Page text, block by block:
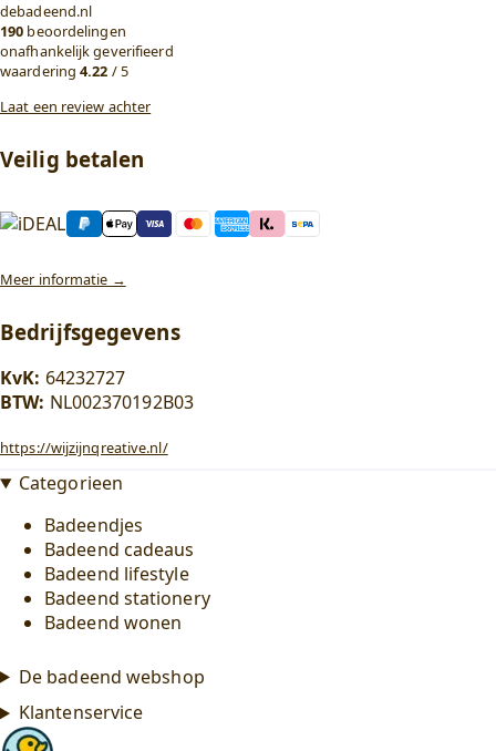
debadeend.nl
190 beoordelingen
onafhankelijk geverifieerd
waardering4.22 / 5
Laat een review achter
Veilig betalen
Meer informatie →
Bedrijfsgegevens
KvK: 64232727
BTW: NL002370192B03
https://wijzijnqreative.nl/
Categorieen
Badeendjes
Badeend cadeaus
Badeend lifestyle
Badeend stationery
Badeend wonen
De badeend webshop
Klantenservice